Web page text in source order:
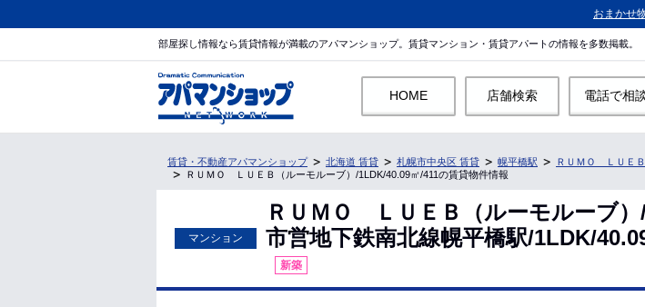
おまかせ
部屋探し情報なら賃貸情報が満載のアパマンショップ。賃貸マンション・賃貸アパートの情報を多数掲載。
HOME 店舗検索 電話で相
賃貸・不動産アパマンショップ 北海道 賃貸 札幌市中央区 賃貸 幌平橋駅
ＲＵＭＯ ＬＵＥＢ
ＲＵＭＯ ＬＵＥＢ（ルーモルーブ）/1LDK/40.09㎡/411の賃貸物件情報
マンション
ＲＵＭＯ ＬＵＥＢ（ルーモルーブ
市営地下鉄南北線幌平橋駅/1LDK/
新築